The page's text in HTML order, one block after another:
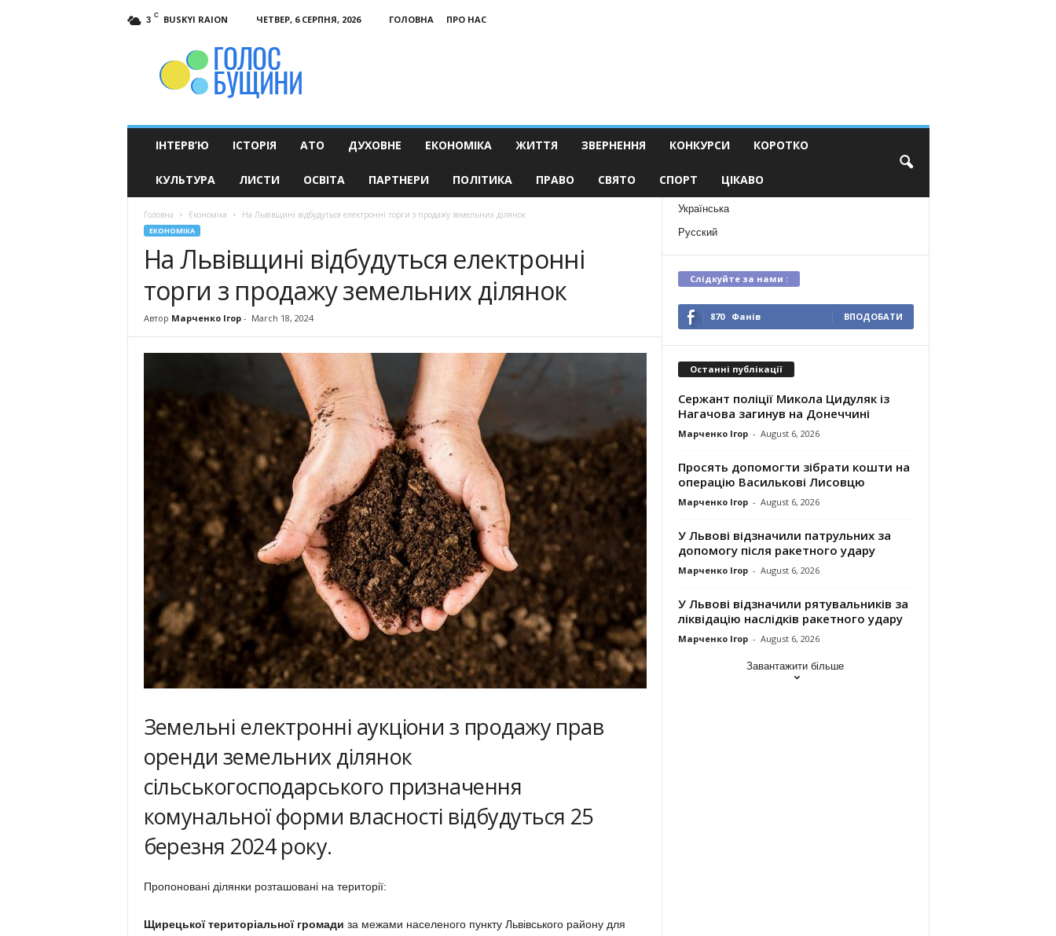
3 C BUSKYI RAION ЧЕТВЕР, 6 СЕРПНЯ, 2026 ГОЛОВНА
ПРО НАС
ІНТЕРВ’Ю ІСТОРІЯ АТО ДУХОВНЕ ЕКОНОМІКА ЖИТТЯ ЗВЕРНЕННЯ КОНКУРСИ КОРОТКО
КУЛЬТУРА ЛИСТИ ОСВІТА ПАРТНЕРИ ПОЛІТИКА ПРАВО СВЯТО СПОРТ ЦІКАВО
Головна Економіка На Львівщині відбудуться електронні торги з продажу земельних ділянок
ЕКОНОМІКА
На Львівщині відбудуться електронні
торги з продажу земельних ділянок
Автор Марченко Ігор- March 18, 2024
Земельні електронні аукціони з продажу прав
оренди земельних ділянок
сільськогосподарського призначення
комунальної форми власності відбудуться 25
березня 2024 року.
Пропоновані ділянки розташовані на території:
Щирецької територіальної громади за межами населеного пункту Львівського району для
Українська
Русский
Слідкуйте за нами :
870 Фанів ВПОДОБАТИ
Останні публікації
Сержант поліції Микола Цидуляк із
Нагачова загинув на Донеччині
Марченко Ігор - August 6, 2026
Просять допомогти зібрати кошти на
операцію Василькові Лисовцю
Марченко Ігор - August 6, 2026
У Львові відзначили патрульних за
допомогу після ракетного удару
Марченко Ігор - August 6, 2026
У Львові відзначили рятувальників за
ліквідацію наслідків ракетного удару
Марченко Ігор - August 6, 2026
Завантажити більше